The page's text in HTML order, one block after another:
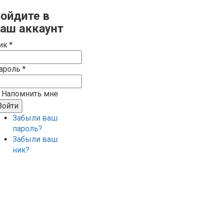
в
аккаунт
*
*
Напомнить мне
Забыли ваш
пароль?
Забыли ваш
ник?